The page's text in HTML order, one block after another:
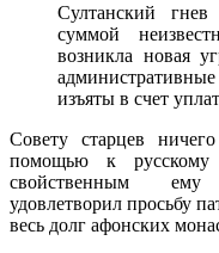
Султанский
суммой
возникла новая
изъяты в счет
Совету старцев
помощью к
свойственным ему
удовлетворил просьбу
весь долг афонских